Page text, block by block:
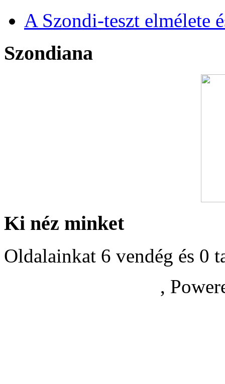
A Szondi-teszt elmélete
Szondiana
Ki néz minket
Oldalainkat 6 vendég és 0
,